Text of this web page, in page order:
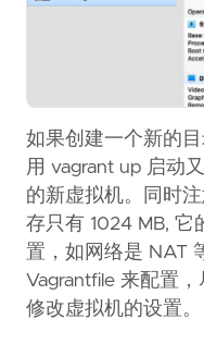
如果创建一个新的
用 vagrant up 启动
的新虚拟机。同时
存只有 1024 MB, 它
置，如网络是 NAT
Vagrantfile 来配置
修改虚拟机的设置。